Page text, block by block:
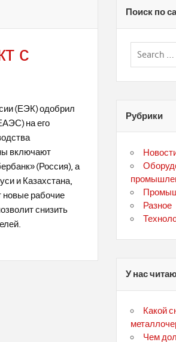
с
(ЕЭК) одобрил
на его
включают
(Россия), а
и Казахстана,
новые рабочие
снизить
Поиск по
Рубрики
Разное
У нас
Какой
Чем